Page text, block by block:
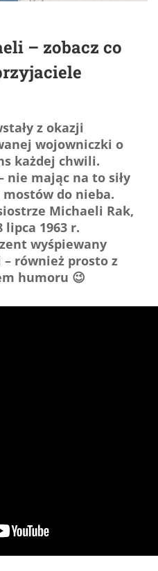
– zobacz co
z okazji
wojowniczki o
każdej chwili.
nie mając na to siły
mostów do nieba.
Michaeli Rak,
lipca 1963 r.
wyśpiewany
również prosto z
humoru 😉